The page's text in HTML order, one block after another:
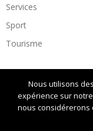
Services
Sport
Tourisme
Copyright
Nous utilisons
expérience sur
nous considérerons